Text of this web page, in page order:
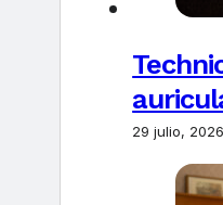
29 julio, 2026